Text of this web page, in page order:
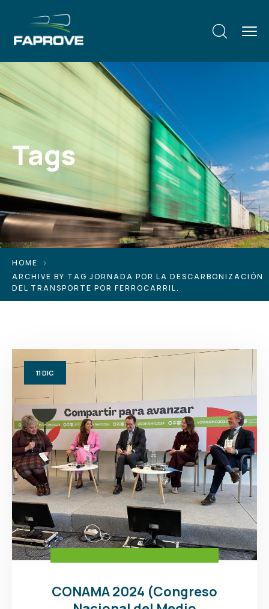
Tags
HOME
ARCHIVE BY TAG JORNADA POR LA DESCARBONIZACIÓN
DEL TRANSPORTE POR FERROCARRIL.
11DIC
CONAMA 2024 (Congreso